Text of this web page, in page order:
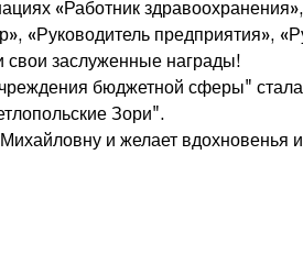
«Работник
предприятия»,
свои заслуженные награды!
бюджетной сферы"
Зори".
и желает вдохновенья